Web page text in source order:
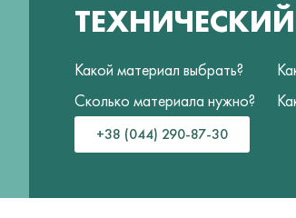
Какой материал выбрать?
Сколько материала нужно?
+38 (044) 290-87-30